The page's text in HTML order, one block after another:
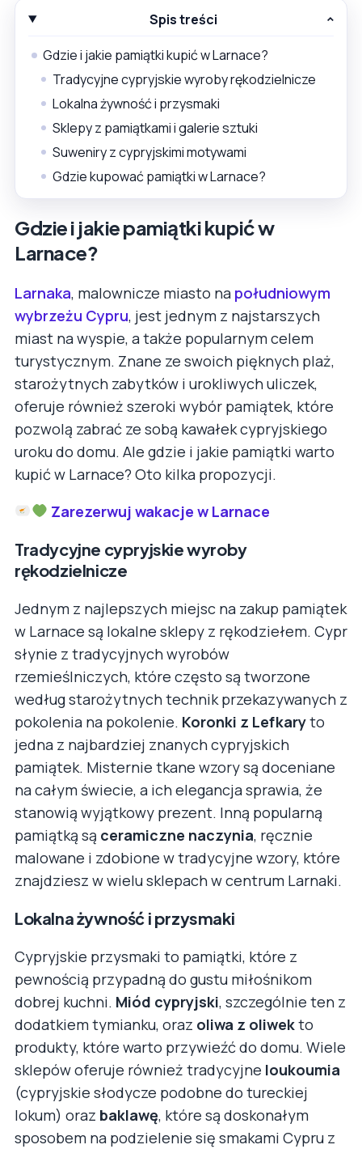
Spis treści
Gdzie i jakie pamiątki kupić w Larnace?
Tradycyjne cypryjskie wyroby rękodzielnicze
Lokalna żywność i przysmaki
Sklepy z pamiątkami i galerie sztuki
Suweniry z cypryjskimi motywami
Gdzie kupować pamiątki w Larnace?
Gdzie i jakie pamiątki kupić w
Larnace?
Larnaka, malownicze miasto na południowym
wybrzeżu Cypru, jest jednym z najstarszych
miast na wyspie, a także popularnym celem
turystycznym. Znane ze swoich pięknych plaż,
starożytnych zabytków i urokliwych uliczek,
oferuje również szeroki wybór pamiątek, które
pozwolą zabrać ze sobą kawałek cypryjskiego
uroku do domu. Ale gdzie i jakie pamiątki warto
kupić w Larnace? Oto kilka propozycji.
Zarezerwuj wakacje w Larnace
Tradycyjne cypryjskie wyroby
rękodzielnicze
Jednym z najlepszych miejsc na zakup pamiątek
w Larnace są lokalne sklepy z rękodziełem. Cypr
słynie z tradycyjnych wyrobów
rzemieślniczych, które często są tworzone
według starożytnych technik przekazywanych z
pokolenia na pokolenie. Koronki z Lefkaryto
jedna z najbardziej znanych cypryjskich
pamiątek. Misternie tkane wzory są doceniane
na całym świecie, a ich elegancja sprawia, że
stanowią wyjątkowy prezent. Inną popularną
pamiątką są ceramiczne naczynia, ręcznie
malowane i zdobione w tradycyjne wzory, które
znajdziesz w wielu sklepach w centrum Larnaki.
Lokalna żywność i przysmaki
Cypryjskie przysmaki to pamiątki, które z
pewnością przypadną do gustu miłośnikom
dobrej kuchni. Miód cypryjski, szczególnie ten z
dodatkiem tymianku, oraz oliwa z oliwekto
produkty, które warto przywieźć do domu. Wiele
sklepów oferuje również tradycyjne loukoumia
(cypryjskie słodycze podobne do tureckiej
lokum) oraz baklawę, które są doskonałym
sposobem na podzielenie się smakami Cypru z